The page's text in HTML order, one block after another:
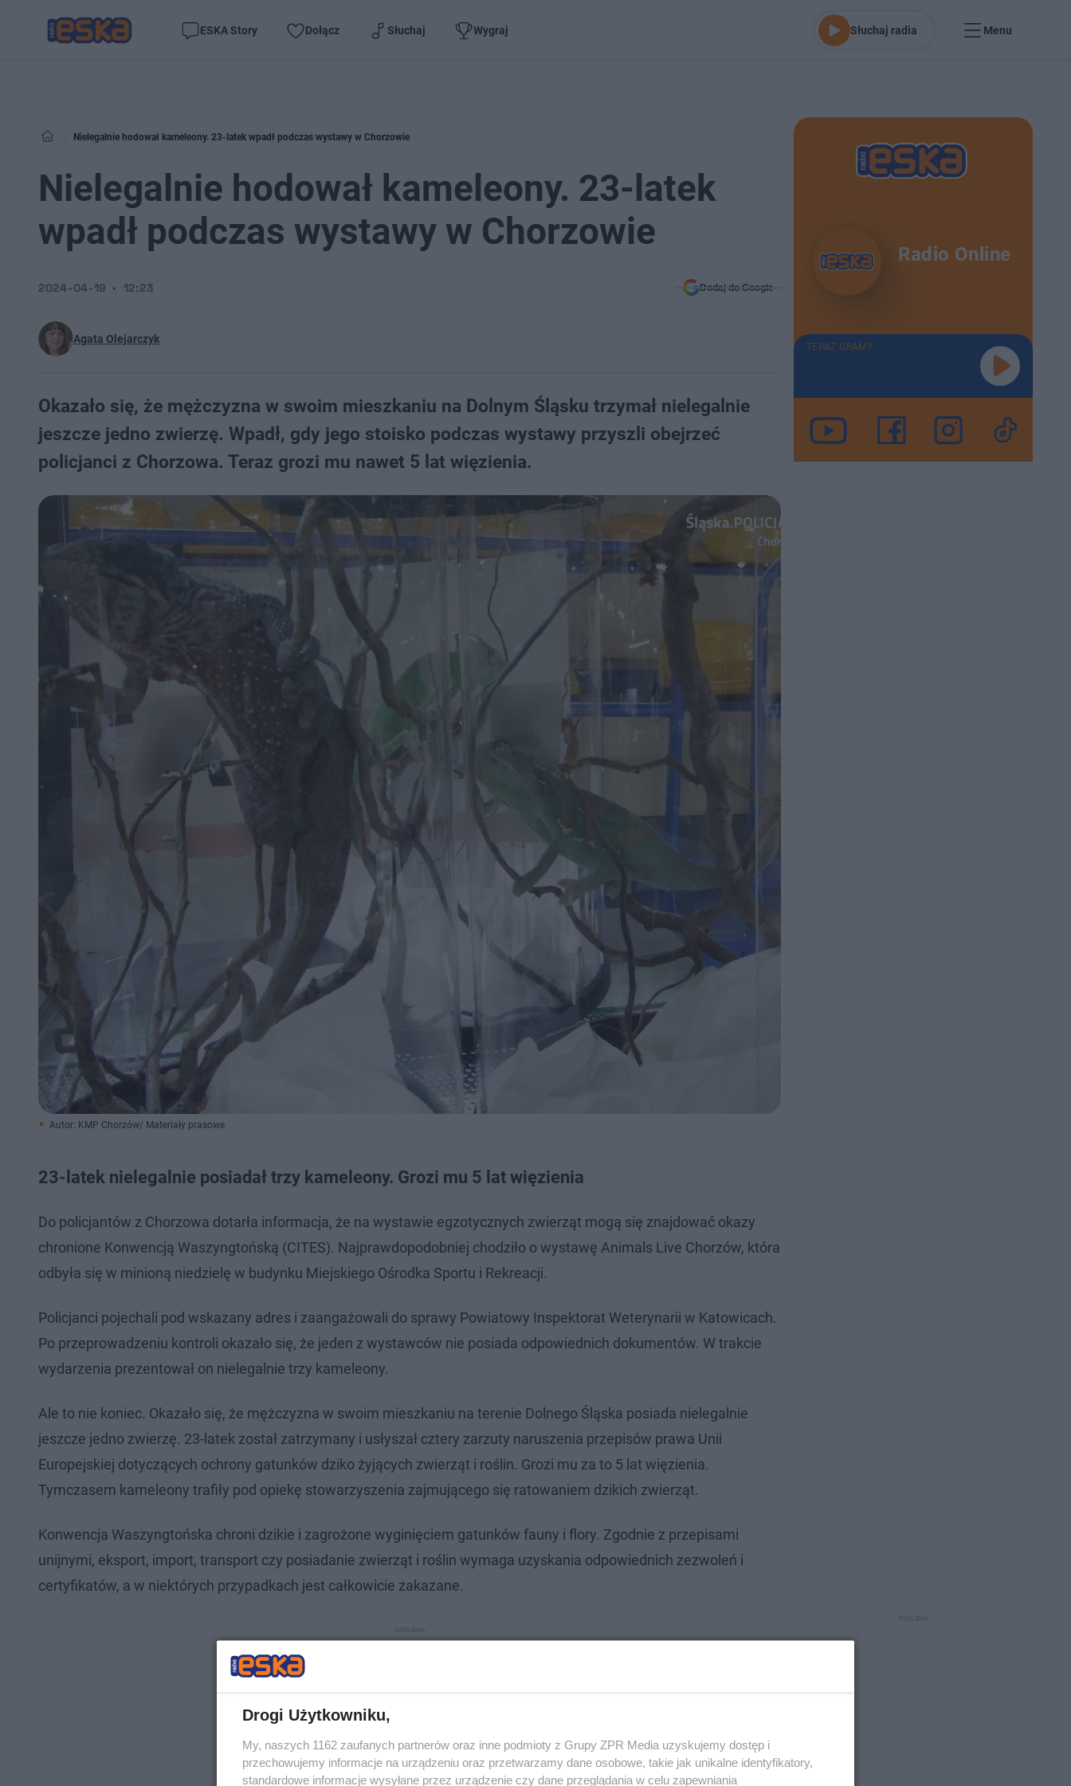
ESKA Story Dołącz Słuchaj Wygraj Słuchaj radia Menu
Nielegalnie hodował kameleony. 23-latek wpadł podczas wystawy w Chorzowie
Nielegalnie hodował kameleony. 23-latek
wpadł podczas wystawy w Chorzowie
Agata Olejarczyk
2024-04-19 12:23 Dodaj do Google
Okazało się, że mężczyzna w swoim mieszkaniu na Dolnym Śląsku trzymał nielegalnie
jeszcze jedno zwierzę. Wpadł, gdy jego stoisko podczas wystawy przyszli obejrzeć
policjanci z Chorzowa. Teraz grozi mu nawet 5 lat więzienia.
Autor: KMP Chorzów/ Materiały prasowe
23-latek nielegalnie posiadał trzy kameleony. Grozi mu 5 lat więzienia
Do policjantów z Chorzowa dotarła informacja, że na wystawie egzotycznych zwierząt mogą się znajdować okazy
chronione Konwencją Waszyngtońską (CITES). Najprawdopodobniej chodziło o wystawę Animals Live Chorzów, która
odbyła się w minioną niedzielę w budynku Miejskiego Ośrodka Sportu i Rekreacji.
Policjanci pojechali pod wskazany adres i zaangażowali do sprawy Powiatowy Inspektorat Weterynarii w Katowicach.
Po przeprowadzeniu kontroli okazało się, że jeden z wystawców nie posiada odpowiednich dokumentów. W trakcie
wydarzenia prezentował on nielegalnie trzy kameleony.
Ale to nie koniec. Okazało się, że mężczyzna w swoim mieszkaniu na terenie Dolnego Śląska posiada nielegalnie
jeszcze jedno zwierzę. 23-latek został zatrzymany i usłyszał cztery zarzuty naruszenia przepisów prawa Unii
Europejskiej dotyczących ochrony gatunków dziko żyjących zwierząt i roślin. Grozi mu za to 5 lat więzienia.
Tymczasem kameleony trafiły pod opiekę stowarzyszenia zajmującego się ratowaniem dzikich zwierząt.
Konwencja Waszyngtońska chroni dzikie i zagrożone wyginięciem gatunków fauny i flory. Zgodnie z przepisami
unijnymi, eksport, import, transport czy posiadanie zwierząt i roślin wymaga uzyskania odpowiednich zezwoleń i
certyfikatów, a w niektórych przypadkach jest całkowicie zakazane.
Radio Online
TERAZ GRAMY
Drogi Użytkowniku,
My, naszych 1162 zaufanych partnerów oraz inne podmioty z Grupy ZPR Media uzyskujemy dostęp i
przechowujemy informacje na urządzeniu oraz przetwarzamy dane osobowe, takie jak unikalne identyfikatory,
standardowe informacje wysyłane przez urządzenie czy dane przeglądania w celu zapewniania